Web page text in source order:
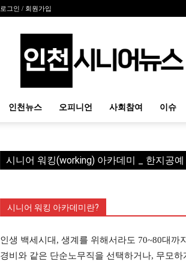
로그인 / 회원가입
시
인천뉴스 오피니언 사회참여 이슈
시니어 워킹(working) 아카데미 _ 한지공
시니어 워킹 아카데미란?
인생 백세시대, 생계를 위해서라도 70~80대
경비와 같은 단순노무직을 선택하거나, 무모